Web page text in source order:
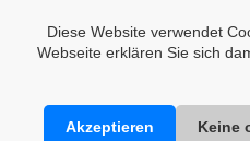
Diese Website verwendet
Webseite erklären Sie sich
Akzeptieren
Keine